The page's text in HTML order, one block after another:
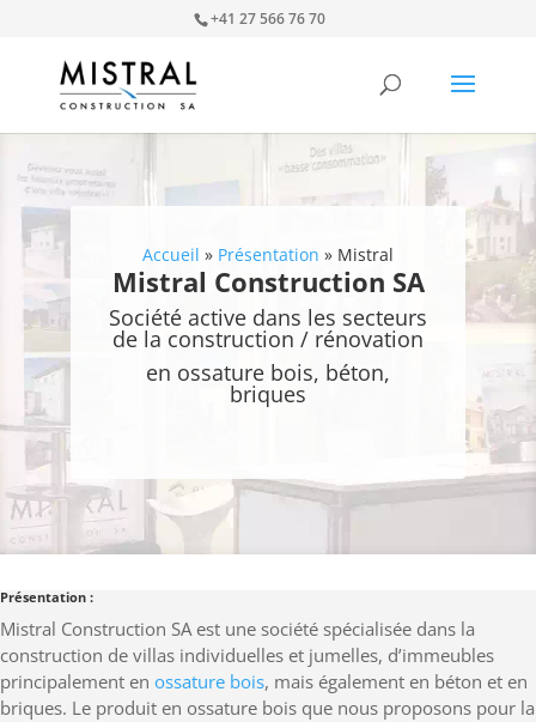
+41 27 566 76 70
Accueil » Présentation » Mistral
Mistral Construction SA
Société active dans les secteurs
de la construction / rénovation
en ossature bois, béton,
briques
Présentation :
Mistral Construction SA est une société spécialisée dans la
construction de villas individuelles et jumelles, d’immeubles
principalement en ossature bois, mais également en béton et en
briques. Le produit en ossature bois que nous proposons pour la